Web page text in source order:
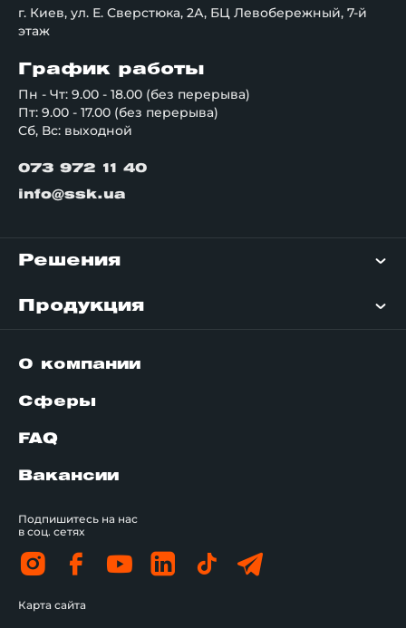
г. Киев, ул. Е. Сверстюка, 2А, БЦ Левобережный, 7-й
этаж
График работы
Пн - Чт: 9.00 - 18.00 (без перерыва)
Пт: 9.00 - 17.00 (без перерыва)
Сб, Вс: выходной
073 972 11 40
info@ssk.ua
Решения
Продукция
О компании
Сферы
FAQ
Вакансии
Подпишитесь на нас
в соц. сетях
Карта сайта